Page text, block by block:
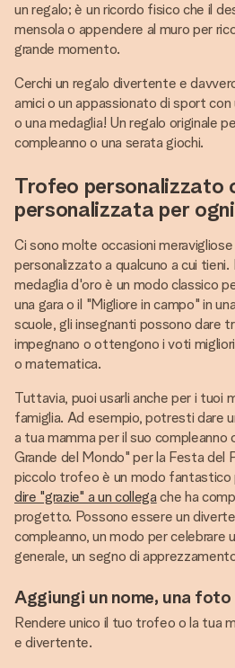
un regalo; è un ricordo fisico che il
mensola o appendere al muro per
grande momento.
Cerchi un regalo divertente e
amici o un appassionato di sport con
o una medaglia! Un regalo originale
compleanno o una serata giochi.
Trofeo personalizzato
personalizzata per
Ci sono molte occasioni
personalizzato a qualcuno a cui
medaglia d'oro è un modo classico
una gara o il "Migliore in campo" in
scuole, gli insegnanti possono dare
impegnano o ottengono i voti
o matematica.
Tuttavia, puoi usarli anche per i tuoi
famiglia. Ad esempio, potresti dare
a tua mamma per il suo compleanno
Grande del Mondo" per la Festa del
piccolo trofeo è un modo fantastico
dire "grazie" a un collega che ha
progetto. Possono essere un
compleanno, un modo per celebrare
generale, un segno di
Aggiungi un nome, una
Rendere unico il tuo trofeo o la tua
e divertente.